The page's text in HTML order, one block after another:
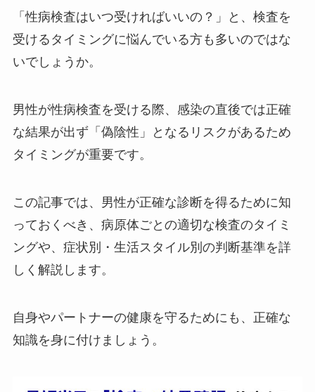
「性病検査はいつ受ければいいの？」と、検査を
受けるタイミングに悩んでいる方も多いのではな
いでしょうか。
男性が性病検査を受ける際、感染の直後では正確
な結果が出ず「偽陰性」となるリスクがあるため
タイミングが重要です。
この記事では、男性が正確な診断を得るために知
っておくべき、病原体ごとの適切な検査のタイミ
ングや、症状別・生活スタイル別の判断基準を詳
しく解説します。
自身やパートナーの健康を守るためにも、正確な
知識を身に付けましょう。